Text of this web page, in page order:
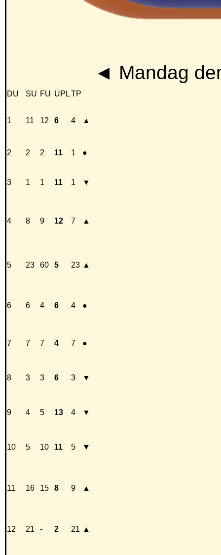
◄ Mandag
DU SU FU UPLTP
1 11 12 6 4 ▲
2 2 2 11 1 ●
3 1 1 11 1 ▼
4 8 9 12 7 ▲
5 23 60 5 23 ▲
6 6 4 6 4 ●
7 7 7 4 7 ●
8 3 3 6 3 ▼
9 4 5 13 4 ▼
10 5 10 11 5 ▼
11 16 15 8 9 ▲
12 21 - 2 21 ▲